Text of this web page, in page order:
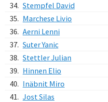
34. Stempfel David
35. Marchese Livio
36. Aerni Lenni
37. Suter Yanic
38. Stettler Julian
39. Hinnen Elio
40. Inäbnit Miro
41. Jost Silas